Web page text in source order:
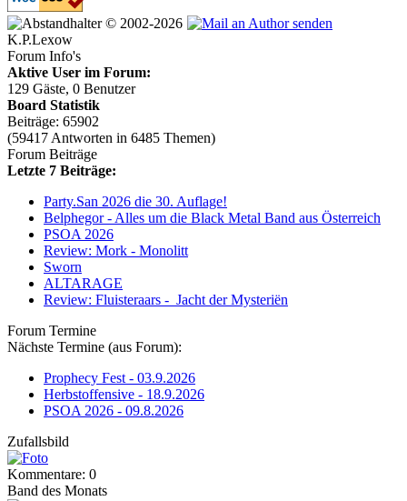
© 2002-2026
K.P.Lexow
Forum Info's
Aktive User im Forum:
129 Gäste, 0 Benutzer
Board Statistik
Beiträge: 65902
(59417 Antworten in 6485 Themen)
Forum Beiträge
Letzte 7 Beiträge:
Party.San 2026 die 30. Auflage!
Belphegor - Alles um die Black Metal Band aus Österreich
PSOA 2026
Review: Mork - Monolitt
Sworn
ALTARAGE
Review: Fluisteraars - Jacht der Mysteriën
Forum Termine
Nächste Termine (aus Forum):
Prophecy Fest - 03.9.2026
Herbstoffensive - 18.9.2026
PSOA 2026 - 09.8.2026
Zufallsbild
Kommentare: 0
Band des Monats